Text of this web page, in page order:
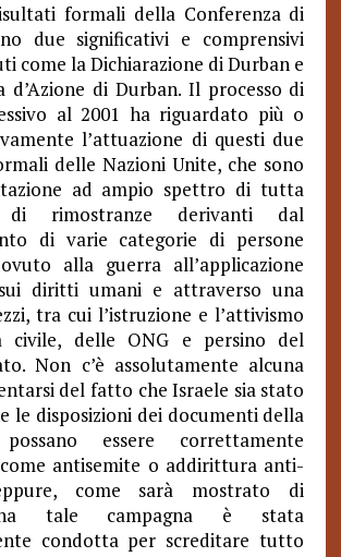
formali della Conferenza di
due significativi e comprensivi
come la Dichiarazione di Durban e
d’Azione di Durban. Il processo di
al 2001 ha riguardato più o
l’attuazione di questi due
delle Nazioni Unite, che sono
ad ampio spettro di tutta
rimostranze derivanti dal
di varie categorie di persone
alla guerra all’applicazione
diritti umani e attraverso una
tra cui l’istruzione e l’attivismo
civile, delle ONG e persino del
Non c’è assolutamente alcuna
del fatto che Israele sia stato
le disposizioni dei documenti della
essere correttamente
antisemite o addirittura anti-
come sarà mostrato di
tale campagna è stata
condotta per screditare tutto